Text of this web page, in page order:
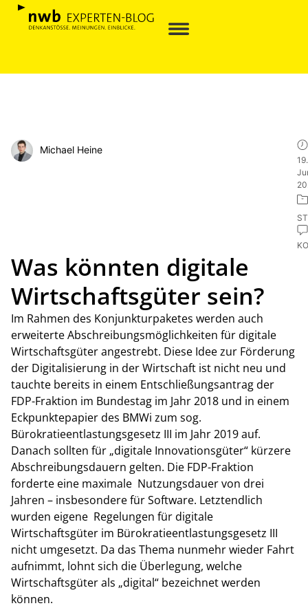
Michael Heine
19.
Was könnten digitale
Wirtschaftsgüter sein?
Im Rahmen des Konjunkturpaketes werden auch
erweiterte Abschreibungsmöglichkeiten für digitale
Wirtschaftsgüter angestrebt. Diese Idee zur Förderung
der Digitalisierung in der Wirtschaft ist nicht neu und
tauchte bereits in einem Entschließungsantrag der
FDP-Fraktion im Bundestag im Jahr 2018 und in einem
Eckpunktepapier des BMWi zum sog.
Bürokratieentlastungsgesetz III im Jahr 2019 auf.
Danach sollten für „digitale Innovationsgüter“ kürzere
Abschreibungsdauern gelten. Die FDP-Fraktion
forderte eine maximale Nutzungsdauer von drei
Jahren – insbesondere für Software. Letztendlich
wurden eigene Regelungen für digitale
Wirtschaftsgüter im Bürokratieentlastungsgesetz III
nicht umgesetzt. Da das Thema nunmehr wieder Fahrt
aufnimmt, lohnt sich die Überlegung, welche
Wirtschaftsgüter als „digital“ bezeichnet werden
können.